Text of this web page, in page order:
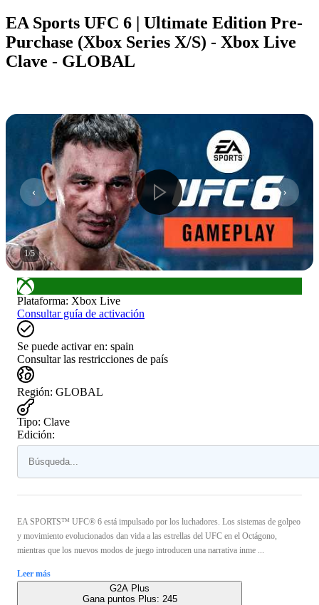
EA Sports UFC 6 | Ultimate Edition Pre-
Purchase (Xbox Series X/S) - Xbox Live
Clave - GLOBAL
1/5
Plataforma: Xbox Live
Consultar guía de activación
Se puede activar en: spain
Consultar las restricciones de país
Región: GLOBAL
Tipo: Clave
Edición:
EA SPORTS™ UFC® 6 está impulsado por los luchadores. Los sistemas de golpeo
y movimiento evolucionados dan vida a las estrellas del UFC en el Octágono,
mientras que los nuevos modos de juego introducen una narrativa inme ...
Leer más
G2A Plus
Gana puntos Plus: 245